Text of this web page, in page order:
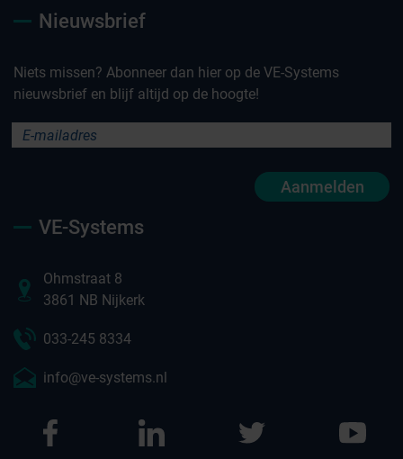
Nieuwsbrief
Niets missen? Abonneer dan hier op de VE-Systems
nieuwsbrief en blijf altijd op de hoogte!
Aanmelden
VE-Systems
Ohmstraat 8
3861 NB Nijkerk
033-245 8334
info@ve-systems.nl